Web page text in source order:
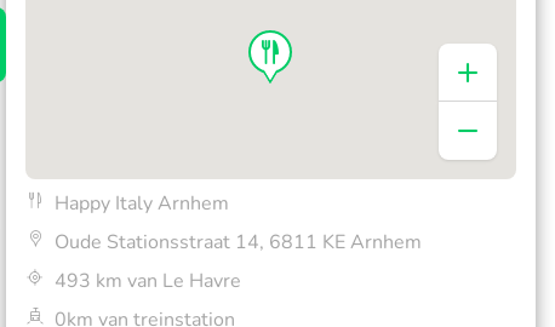
Happy Italy Arnhem
Oude Stationsstraat 14, 6811 KE Arnhem
493 km van Le Havre
0km van treinstation